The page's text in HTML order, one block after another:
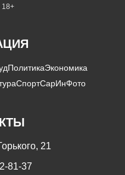
18+
ПолитикаЭкономика
СпортСарИнФото
21
81-37